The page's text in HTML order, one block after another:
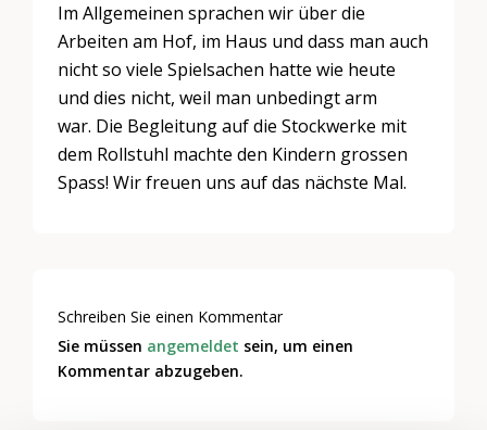
Im Allgemeinen sprachen wir über die
Arbeiten am Hof, im Haus und dass man auch
nicht so viele Spielsachen hatte wie heute
und dies nicht, weil man unbedingt arm
war. Die Begleitung auf die Stockwerke mit
dem Rollstuhl machte den Kindern grossen
Spass! Wir freuen uns auf das nächste Mal.
Schreiben Sie einen Kommentar
Sie müssen angemeldet sein, um einen
Kommentar abzugeben.